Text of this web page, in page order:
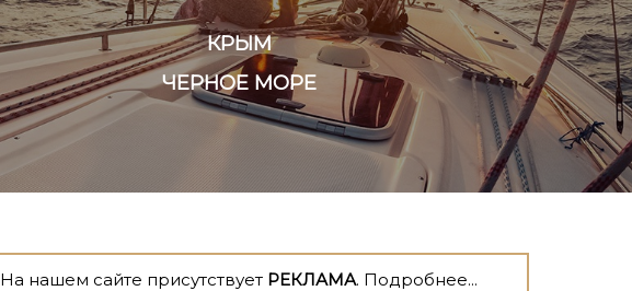
КРЫМ
ЧЕРНОЕ МОРЕ
На нашем сайте присутствует РЕКЛАМА. Подробнее...